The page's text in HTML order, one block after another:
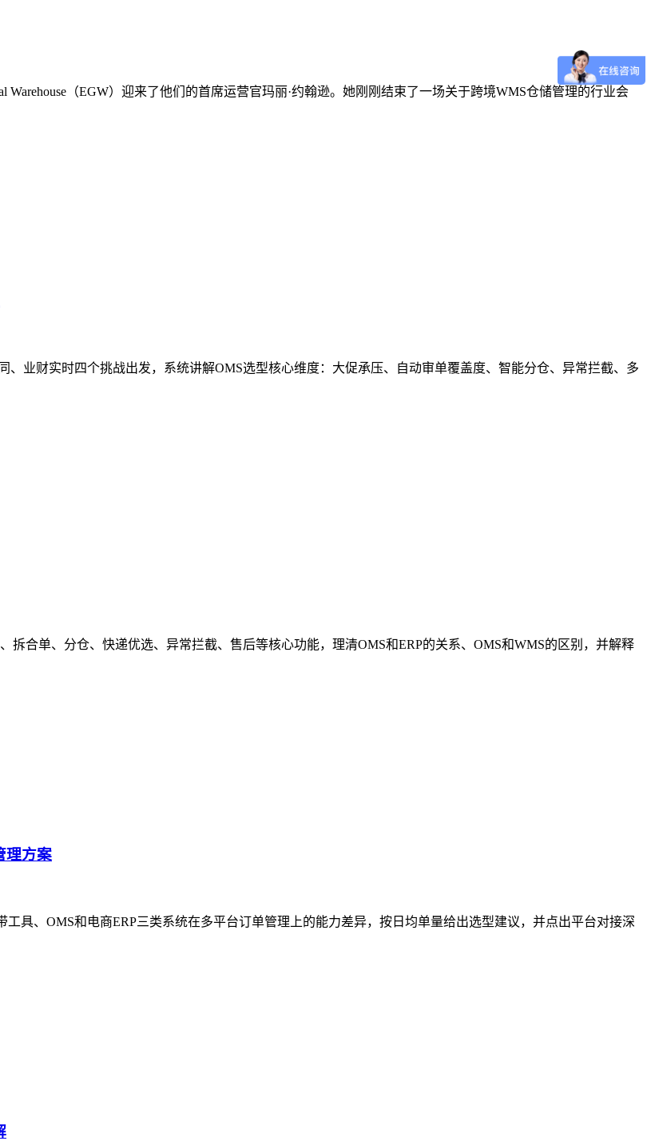
（EGW）迎来了他们的首席运营官玛丽·约翰逊。她刚刚结束了一场关于跨境WMS仓储管理的行业会
、业财实时四个挑战出发，系统讲解OMS选型核心维度：大促承压、自动审单覆盖度、智能分仓、异常拦截、多
拆合单、分仓、快递优选、异常拦截、售后等核心功能，理清OMS和ERP的关系、OMS和WMS的区别，并解释
理方案
具、OMS和电商ERP三类系统在多平台订单管理上的能力差异，按日均单量给出选型建议，并点出平台对接深